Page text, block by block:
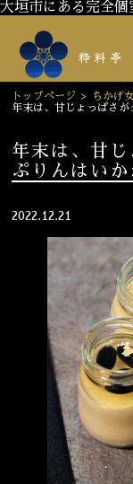
大垣市にある完全
トップページ > ちかげ
年末は、甘じょっぱさ
年末は、甘
ぷりんはいか
2022.12.21
スタッフ紹介
季節のお料理
お飲み物
お部屋のご紹介
結婚式・披露宴
ご接待